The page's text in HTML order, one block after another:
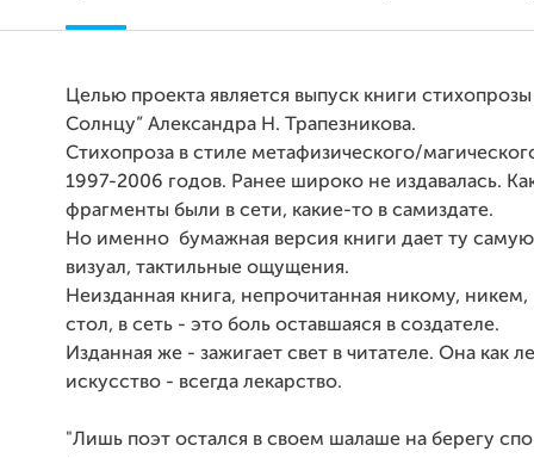
Целью проекта является выпуск книги
Солнцу” Александра Н. Трапезникова.
Стихопроза в стиле метафизического/
1997-2006 годов. Ранее широко не издавалась.
фрагменты были в сети, какие-то в самиздате.
Но именно бумажная версия книги дает ту самую
визуал, тактильные ощущения.
Неизданная книга, непрочитанная никому,
стол, в сеть - это боль оставшаяся в создателе.
Изданная же - зажигает свет в читателе. Она как
искусство - всегда лекарство.
"Лишь поэт остался в своем шалаше на берегу